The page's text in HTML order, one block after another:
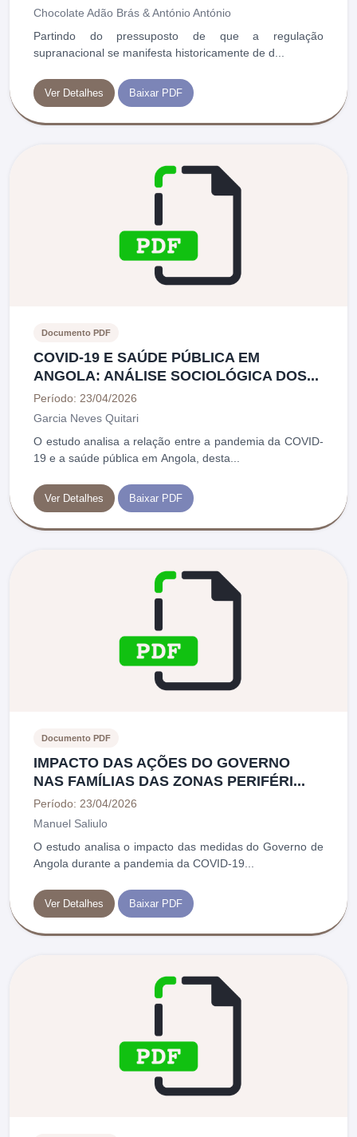
Chocolate Adão Brás & António António
Partindo do pressuposto de que a regulação
supranacional se manifesta historicamente de d...
Ver Detalhes Baixar PDF
Documento PDF
COVID-19 E SAÚDE PÚBLICA EM
ANGOLA: ANÁLISE SOCIOLÓGICA DOS...
Período: 23/04/2026
Garcia Neves Quitari
O estudo analisa a relação entre a pandemia da COVID-
19 e a saúde pública em Angola, desta...
Ver Detalhes Baixar PDF
Documento PDF
IMPACTO DAS AÇÕES DO GOVERNO
NAS FAMÍLIAS DAS ZONAS PERIFÉRI...
Período: 23/04/2026
Manuel Saliulo
O estudo analisa o impacto das medidas do Governo de
Angola durante a pandemia da COVID-19...
Ver Detalhes Baixar PDF